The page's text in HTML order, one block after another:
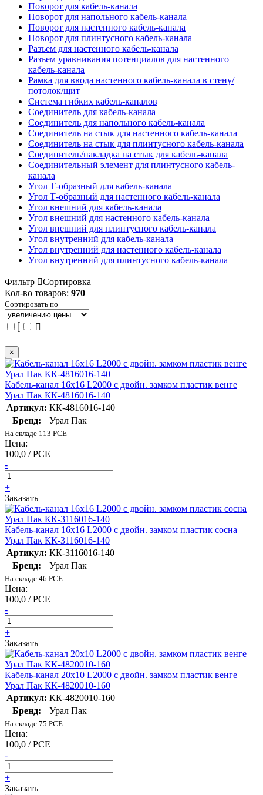
Поворот для кабель-канала
Поворот для напольного кабель-канала
Поворот для настенного кабель-канала
Поворот для плинтусного кабель-канала
Разъем для настенного кабель-канала
Разъем уравнивания потенциалов для настенного
кабель-канала
Рамка для ввода настенного кабель-канала в стену/
потолок/щит
Система гибких кабель-каналов
Соединитель для кабель-канала
Соединитель для напольного кабель-канала
Соединитель на стык для настенного кабель-канала
Соединитель на стык для плинтусного кабель-канала
Соединитель/накладка на стык для кабель-канала
Соединительный элемент для плинтусного кабель-
канала
Угол Т-образный для кабель-канала
Угол Т-образный для настенного кабель-канала
Угол внешний для кабель-канала
Угол внешний для настенного кабель-канала
Угол внешний для плинтусного кабель-канала
Угол внутренний для кабель-канала
Угол внутренний для настенного кабель-канала
Угол внутренний для плинтусного кабель-канала
Фильтр
Сортировка
Кол-во товаров: 970
Сортировать по
×
Кабель-канал 16х16 L2000 с двойн. замком пластик венге
Урал Пак КК-4816016-140
Артикул: КК-4816016-140
Бренд:
Урал Пак
На складе 113 PCE
Цена:
100,0 / PCE
-
+
Заказать
Кабель-канал 16х16 L2000 с двойн. замком пластик сосна
Урал Пак КК-3116016-140
Артикул: КК-3116016-140
Бренд:
Урал Пак
На складе 46 PCE
Цена:
100,0 / PCE
-
+
Заказать
Кабель-канал 20х10 L2000 с двойн. замком пластик венге
Урал Пак КК-4820010-160
Артикул: КК-4820010-160
Бренд:
Урал Пак
На складе 75 PCE
Цена:
100,0 / PCE
-
+
Заказать